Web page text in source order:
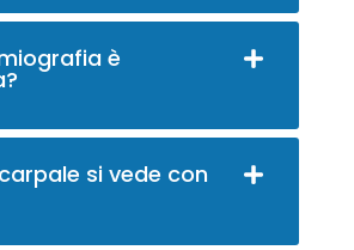
è
si vede con